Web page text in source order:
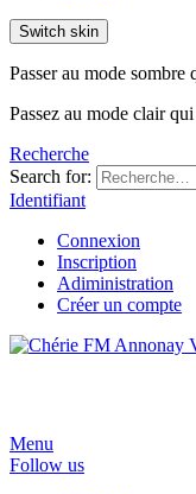
Switch skin
Passer au mode
Passez au mode clair
Recherche
Search for:
Identifiant
Connexion
Inscription
Adiministration
Créer un compte
Menu
Follow us